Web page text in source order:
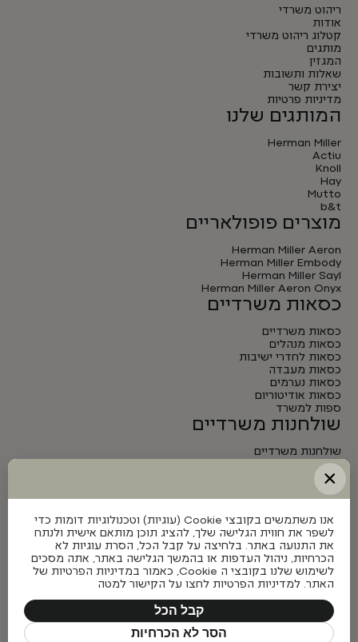
ריהוט משרדי
אודות
קטלוג ריהוט משרדי
מותגים
המגזין
שאלות ותשובות
יצירת קשר
מדיניות פרטיות
המותגים שלנו
Herman Miller
Actiu
Knoll
Hay
Mutto
b&t
מוצרים פופולאריים
Herman Miller Aeron
Herman Miller Embody
Herman Miller Sayl
Herman Miller Aeron Onyx
כסאות משרדיים
כסאות משרדיים
כסאות מנהלים
כסאות לחדרי ישיבות
כסאות מעבדה
כסאות נערמים
כסאות אודיטוריום
ספות למשרד
שולחנות משרדיים
שולחנות משרדיים
שולחנות מנהלים
שולחנות לחדרי ישיבות
שולחנות מתכווננים חשמליים
×
אנו משתמשים בקובצי Cookie (עוגיות) וטכנולוגיות דומות כדי
לשפר את חווית הגלישה שלך, להציג תוכן מותאם אישית ולנתח
את התנועה באתר. בלחיצה על קבל הכל, הסרת עוגיות לא
הכרחיות, ניהול העדפות או בהמשך הגלישה באתר, אתה מסכים
לשימוש שלנו בקובצי ה Cookie, כאמור במדיניות הפרטיות של
האתר. למדיניות הפרטיות לחצו על הקישור למטה
קבל הכל
הסר לא הכרחיות